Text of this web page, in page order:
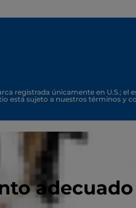
registrada únicamente en U.S.; el
está sujeto a nuestros términos y